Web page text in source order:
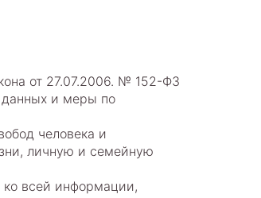
от 27.07.2006. № 152-ФЗ
данных и меры по
человека и
личную и семейную
ко всей информации,